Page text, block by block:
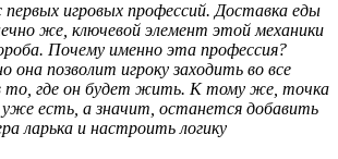
игровых профессий. Доставка еды
же, ключевой элемент этой механики
Почему именно эта профессия?
позволит игроку заходить во все
то, где он будет жить. К тому же, точка
есть, а значит, останется добавить
ларька и настроить логику